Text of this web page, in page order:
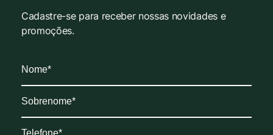
Cadastre-se para receber nossas novidades e
promoções.